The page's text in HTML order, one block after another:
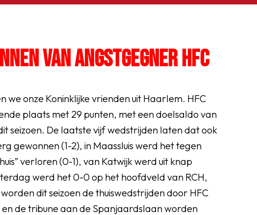
VAN ANGSTGEGNER HFC
onze Koninklijke vrienden uit Haarlem. HFC
plaats met 29 punten, met een doelsaldo van
seizoen. De laatste vijf wedstrijden laten dat ook
gewonnen (1-2), in Maassluis werd het tegen
verloren (0-1), van Katwijk werd uit knap
werd het 0-0 op het hoofdveld van RCH,
dit seizoen de thuiswedstrijden door HFC
de tribune aan de Spanjaardslaan worden